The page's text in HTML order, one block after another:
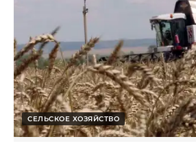
СЕЛЬСКОЕ ХОЗЯЙСТВО